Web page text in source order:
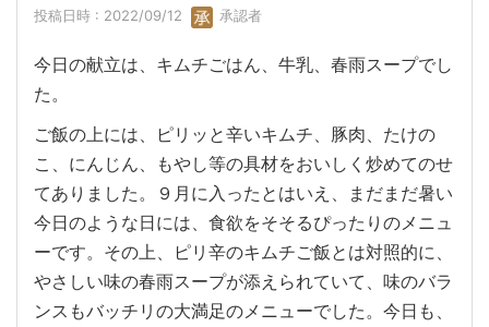
投稿日時 : 2022/09/12 承認者
今日の献立は、キムチごはん、牛乳、春雨スープでし
た。
ご飯の上には、ピリッと辛いキムチ、豚肉、たけの
こ、にんじん、もやし等の具材をおいしく炒めてのせ
てありました。９月に入ったとはいえ、まだまだ暑い
今日のような日には、食欲をそそるぴったりのメニュ
ーです。その上、ピリ辛のキムチご飯とは対照的に、
やさしい味の春雨スープが添えられていて、味のバラ
ンスもバッチリの大満足のメニューでした。今日も、